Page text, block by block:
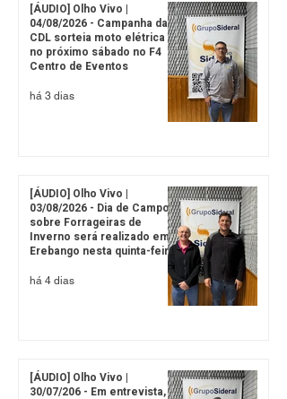
[ÁUDIO] Olho Vivo |
04/08/2026 - Campanha da
CDL sorteia moto elétrica
no próximo sábado no F4
Centro de Eventos
há 3 dias
[ÁUDIO] Olho Vivo |
03/08/2026 - Dia de Campo
sobre Forrageiras de
Inverno será realizado em
Erebango nesta quinta-feira
há 4 dias
[ÁUDIO] Olho Vivo |
30/07/206 - Em entrevista,